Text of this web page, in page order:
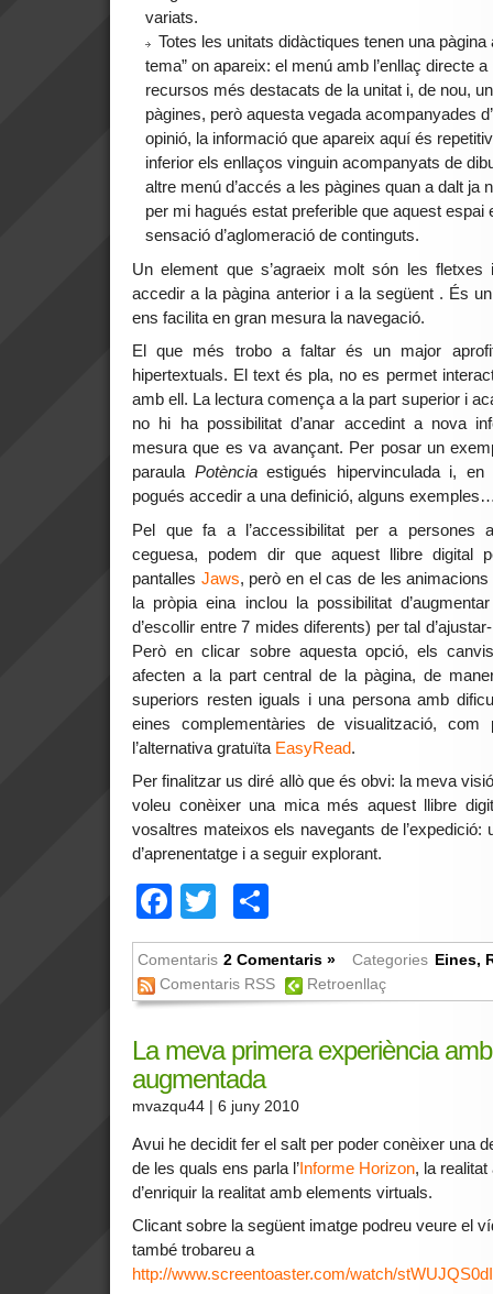
variats.
Totes les unitats didàctiques tenen una
tema” on apareix: el menú amb l’enllaç directe
recursos més destacats de la unitat i, de nou,
pàgines, però aquesta vegada acompanyades
opinió, la informació que apareix aquí és
inferior els enllaços vinguin acompanyats de
altre menú d’accés a les pàgines quan a dalt ja
per mi hagués estat preferible que aquest espai
sensació d’aglomeració de continguts.
Un element que s’agraeix molt són les fletxes
accedir a la pàgina anterior i a la següent . És
ens facilita en gran mesura la navegació.
El que més trobo a faltar és un major
hipertextuals. El text és pla, no es permet
amb ell. La lectura comença a la part superior i
no hi ha possibilitat d’anar accedint a nova
mesura que es va avançant. Per posar un
paraula Potènciaestigués hipervinculada i, en
pogués accedir a una definició, alguns
Pel que fa a l’accessibilitat per a persones
ceguesa, podem dir que aquest llibre digital
pantalles Jaws, però en el cas de les
la pròpia eina inclou la possibilitat
d’escollir entre 7 mides diferents) per tal
Però en clicar sobre aquesta opció, els
afecten a la part central de la pàgina, de
superiors resten iguals i una persona amb
eines complementàries de visualització,
l’alternativa gratuïta EasyRead.
Per finalitzar us diré allò que és obvi: la meva
voleu conèixer una mica més aquest llibre
vosaltres mateixos els navegants de l’expedició:
d’aprenentatge i a seguir explorant.
Facebook
Twitter
Comentaris 2 Comentaris » Categories Eines,
Comentaris RSS
Retroenllaç
La meva primera experiència
augmentada
mvazqu44 | 6 juny 2010
Avui he decidit fer el salt per poder conèixer una
de les quals ens parla l’Informe Horizon, la
d’enriquir la realitat amb elements virtuals.
Clicant sobre la següent imatge podreu veure el
també trobareu a
http://www.screentoaster.com/watch/